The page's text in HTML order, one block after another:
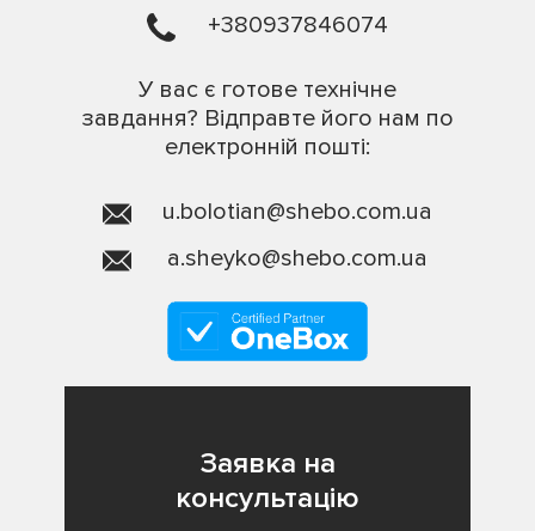
+380937846074
У вас є готове технічне
завдання? Відправте його нам по
електронній пошті:
u.bolotian@shebo.com.ua
a.sheyko@shebo.com.ua
Заявка на
консультацію